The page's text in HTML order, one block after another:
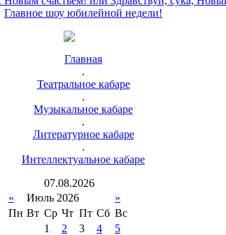
Главное шоу юбилейной недели!
Главная
.
Театральное кабаре
.
Музыкальное кабаре
.
Литературное кабаре
.
Интеллектуальное кабаре
07.08.2026
«
Июль 2026
»
Пн Вт Ср Чт Пт Сб Вс
1
2 3 4
5